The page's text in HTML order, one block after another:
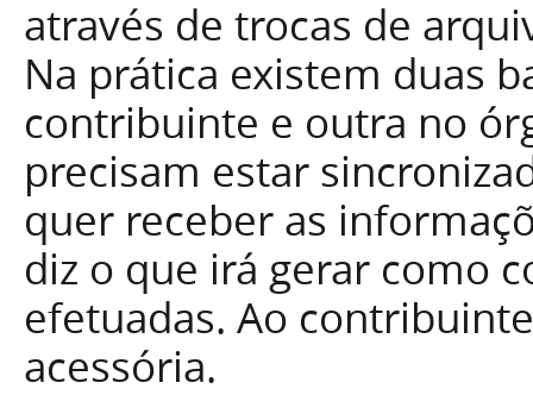
através de trocas de
Na prática existem duas
contribuinte e outra no
precisam estar
quer receber as
diz o que irá gerar como
efetuadas. Ao
acessória.